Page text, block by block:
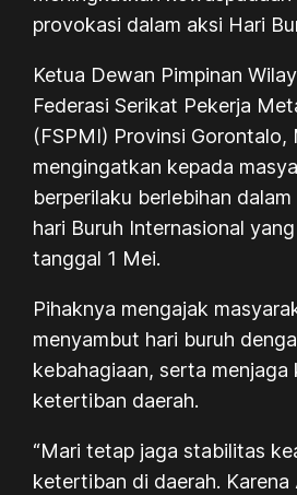
provokasi dalam aksi Hari
Ketua Dewan Pimpinan
Federasi Serikat Pekerja
(FSPMI) Provinsi Gorontalo,
mengingatkan kepada
berperilaku berlebihan
hari Buruh Internasional
tanggal 1 Mei.
Pihaknya mengajak
menyambut hari buruh
kebahagiaan, serta menjaga
ketertiban daerah.
“Mari tetap jaga stabilitas
ketertiban di daerah. Karena